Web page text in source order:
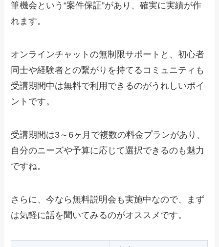
筆機会という“案件保証”があり、確実に実績が作
れます。
オンラインチャットの無制限サポートと、初心者
同士や経験者との繋がりを持てるコミュニティも
受講期間中は無料で利用できるのがうれしいポイ
ントです。
受講期間は3～6ヶ月で複数の料金プランがあり、
自分のニーズや予算に応じて選択できるのも魅力
ですね。
さらに、今なら無料説明会も実施中なので、まず
は気軽に話を聞いてみるのがオススメです。